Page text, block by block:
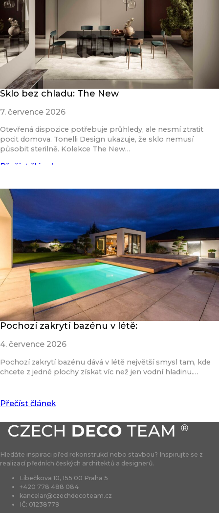
Sklo bez chladu: The New
7. července 2026
Otevřená dispozice potřebuje průhledy, ale nesmí ztratit
pocit domova. Tonelli Design ukazuje, že sklo nemusí
působit sterilně. Kolekce The New…
Přečíst článek
Pochozí zakrytí bazénu v létě:
4. července 2026
Pochozí zakrytí bazénu dává v létě největší smysl tam, kde
chcete z jedné plochy získat víc než jen vodní hladinu.…
Přečíst článek
Hledáte inspiraci před rekonstrukcí nebo stavbou? Inspirujte se z
realizací předních českých architektů a designerů.
Libečkova 10, 155 00 Praha 5
+420 778 488 084
kancelar@czechdecoteam.cz
IČ: 01238779